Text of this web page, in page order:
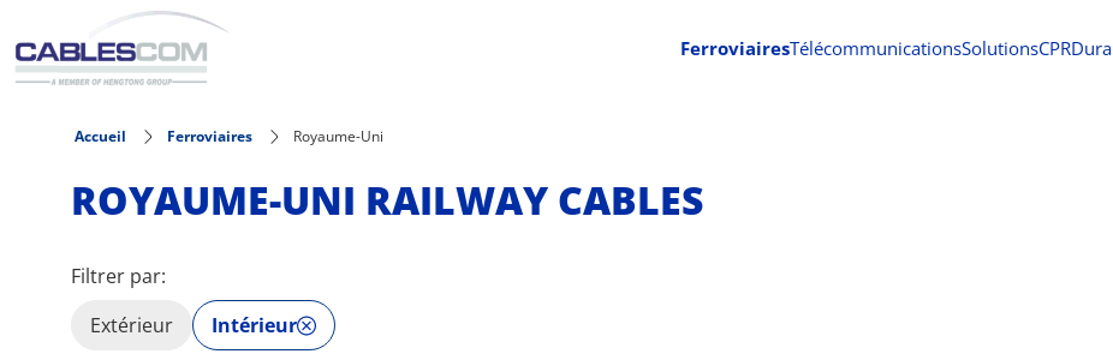
Aller au contenu principal
FerroviairesTélécommunicationsSolutionsCPR
Accueil Ferroviaires Royaume-Uni
ROYAUME-UNI RAILWAY CABLES
Filtrer par:
Extérieur
Intérieur